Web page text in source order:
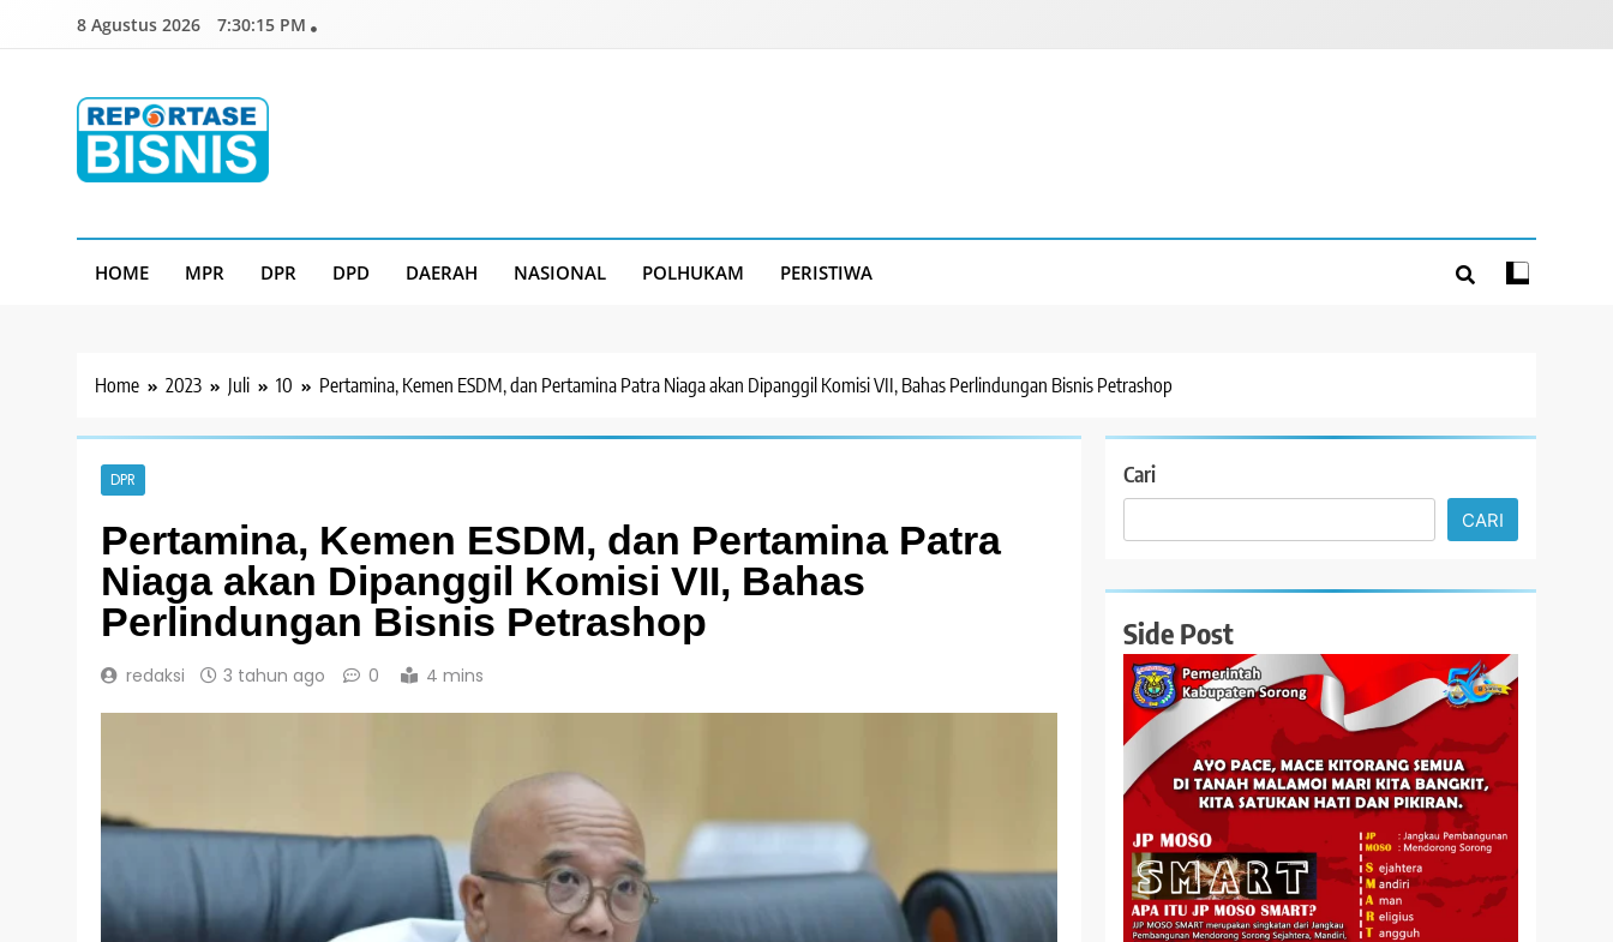
8 Agustus 2026 7:30:16 PM
HOME MPR DPR DPD DAERAH NASIONAL POLHUKAM PERISTIWA
Home 2023 Juli 10 Pertamina, Kemen ESDM, dan Pertamina Patra Niaga akan Dipanggil Komisi VII, Bahas Perlindungan Bisnis Petrashop
DPR
Pertamina, Kemen ESDM, dan Pertamina Patra
Niaga akan Dipanggil Komisi VII, Bahas
Perlindungan Bisnis Petrashop
redaksi 3 tahun ago 0 4 mins
Cari
CARI
Side Post